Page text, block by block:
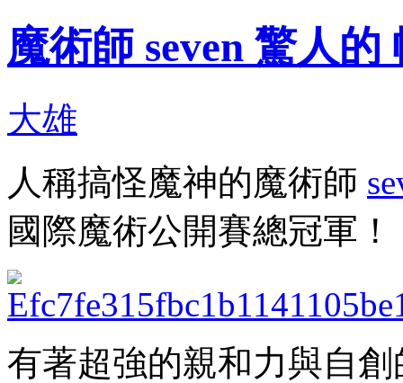
魔術師 seven 驚人
大雄
人稱搞怪魔神的魔術師
國際魔術公開賽總冠軍！
有著超強的親和力與自